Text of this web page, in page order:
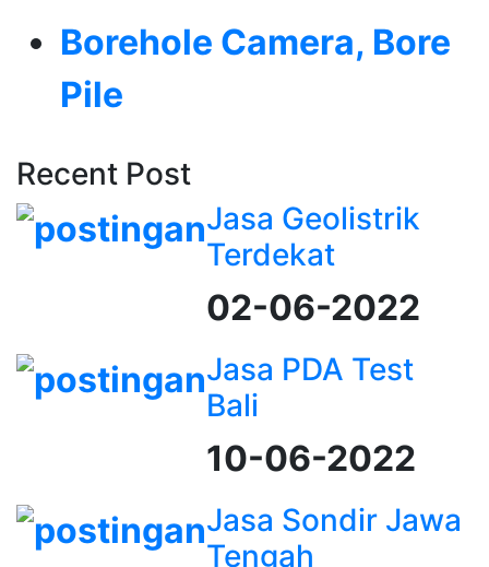
Borehole Camera, Bore
Pile
Recent Post
Jasa Geolistrik
Terdekat
02-06-2022
Jasa PDA Test
Bali
10-06-2022
Jasa Sondir Jawa
Tengah